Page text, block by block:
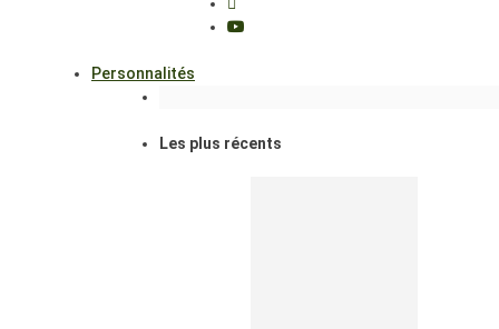
Personnalités
Les plus récents